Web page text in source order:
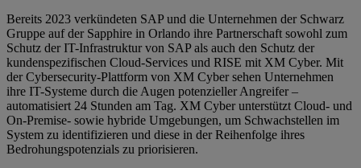
Bereits 2023 verkündeten SAP und die Unternehmen der Schwarz
Gruppe auf der Sapphire in Orlando ihre Partnerschaft sowohl zum
Schutz der IT-Infrastruktur von SAP als auch den Schutz der
kundenspezifischen Cloud-Services und RISE mit XM Cyber. Mit
der Cybersecurity-Plattform von XM Cyber sehen Unternehmen
ihre IT-Systeme durch die Augen potenzieller Angreifer –
automatisiert 24 Stunden am Tag. XM Cyber unterstützt Cloud- und
On-Premise- sowie hybride Umgebungen, um Schwachstellen im
System zu identifizieren und diese in der Reihenfolge ihres
Bedrohungspotenzials zu priorisieren.